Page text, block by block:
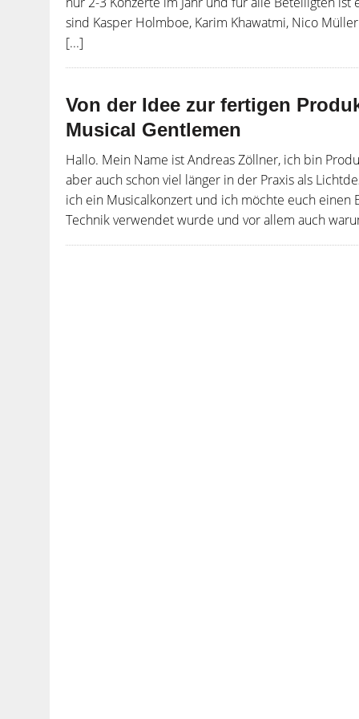
sind Kasper Holmboe, Karim Khawatmi, Nico
[...]
Von der Idee zur fertigen
Musical Gentlemen
Hallo. Mein Name ist Andreas Zöllner, ich bin
aber auch schon viel länger in der Praxis als
ich ein Musicalkonzert und ich möchte euch
Technik verwendet wurde und vor allem auch